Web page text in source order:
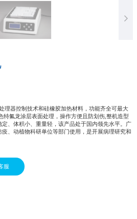
理器控制技术和硅橡胶加热材料，功能齐全可最大
特氟龙涂层表面处理，操作方便且防划伤,整机造型
、体积小、重量轻，该产品处于国内领先水平。广
、动植物科研单位等部门使用，是开展病理研究和
服